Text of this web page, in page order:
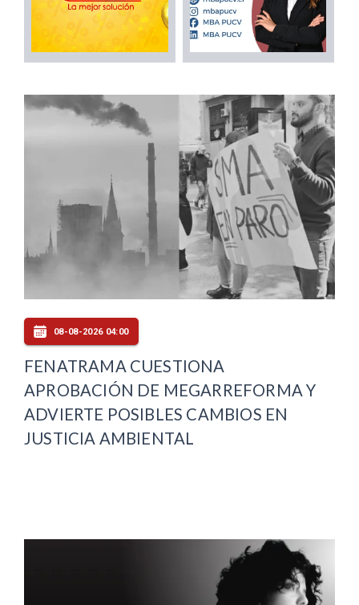
08-08-2026 04:00
FENATRAMA CUESTIONA
APROBACIÓN DE MEGARREFORMA Y
ADVIERTE POSIBLES CAMBIOS EN
JUSTICIA AMBIENTAL